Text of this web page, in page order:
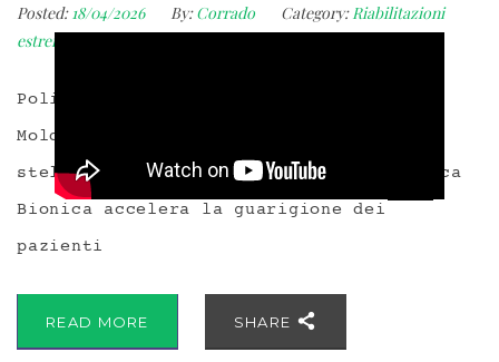
Posted: 18/04/2026 By: Corrado Category: Riabilitazioni
estreme della bocca
Policlinici dentali di eccellenza in
Moldavia: ecco perché l’accoglienza a 5
stelle del Dr. Palmas e del Sistema Bocca
Bionica accelera la guarigione dei
pazienti
READ MORE SHARE